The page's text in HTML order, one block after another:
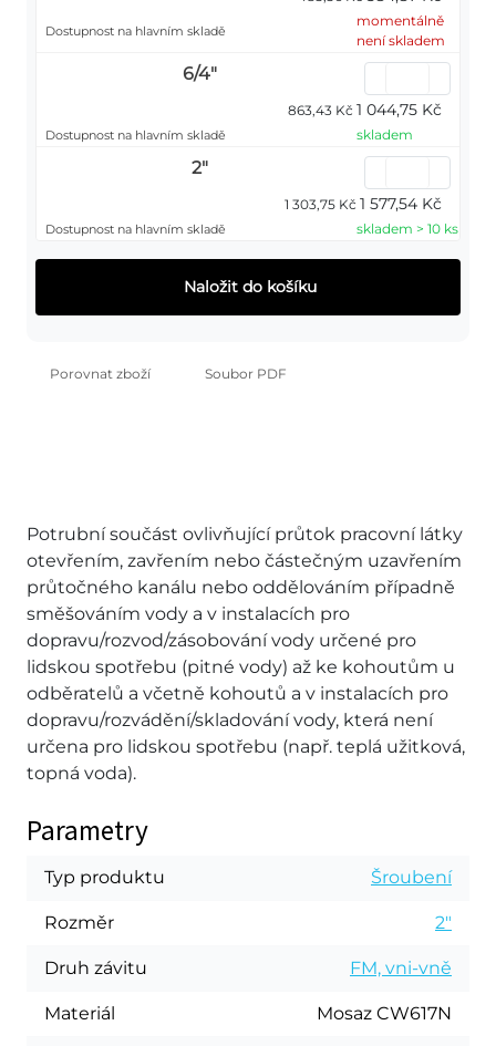
Dostupnost na hlavním skladě
momentálně
není skladem
6/4"
863,43 Kč 1 044,75 Kč
Dostupnost na hlavním skladě skladem
2"
1 303,75 Kč 1 577,54 Kč
Dostupnost na hlavním skladě skladem > 10 ks
Naložit do košíku
Porovnat zboží Soubor PDF
Potrubní součást ovlivňující průtok pracovní látky
otevřením, zavřením nebo částečným uzavřením
průtočného kanálu nebo oddělováním případně
směšováním vody a v instalacích pro
dopravu/rozvod/zásobování vody určené pro
lidskou spotřebu (pitné vody) až ke kohoutům u
odběratelů a včetně kohoutů a v instalacích pro
dopravu/rozvádění/skladování vody, která není
určena pro lidskou spotřebu (např. teplá užitková,
topná voda).
Parametry
Typ produktu Šroubení
Rozměr 2"
Druh závitu FM, vni-vně
Materiál Mosaz CW617N